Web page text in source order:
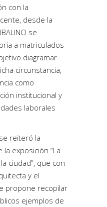
con la
desde la
se
a matriculados
diagramar
circunstancia,
como
institucional y
laborales
reiteró la
la exposición “La
ciudad”, que con
y el
propone recopilar
ejemplos de